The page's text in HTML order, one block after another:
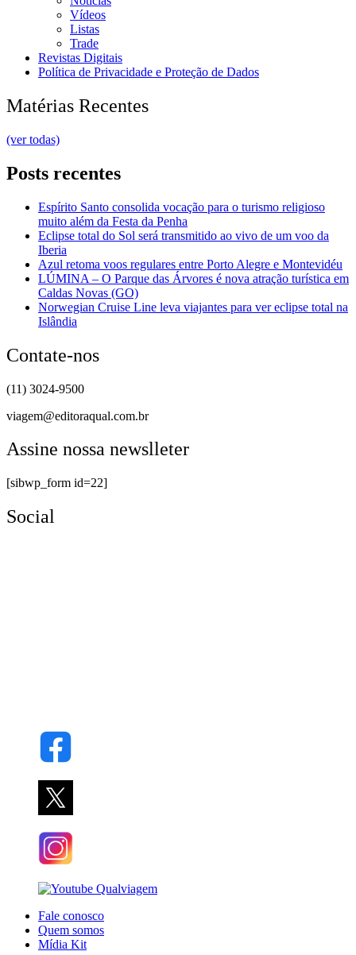
Vídeos
Listas
Trade
Revistas Digitais
Política de Privacidade e Proteção de Dados
Matérias Recentes
(ver todas)
Posts recentes
Espírito Santo consolida vocação para o turismo religioso
muito além da Festa da Penha
Eclipse total do Sol será transmitido ao vivo de um voo da
Iberia
Azul retoma voos regulares entre Porto Alegre e Montevidéu
LÚMINA – O Parque das Árvores é nova atração turística em
Caldas Novas (GO)
Norwegian Cruise Line leva viajantes para ver eclipse total na
Islândia
Contate-nos
(11) 3024-9500
viagem@editoraqual.com.br
Assine nossa newslleter
[sibwp_form id=22]
Social
Fale conosco
Quem somos
Mídia Kit